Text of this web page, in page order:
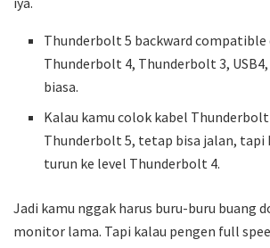
Thunderbolt 5 backward compatible
Thunderbolt 4, Thunderbolt 3, USB4,
biasa.
Kalau kamu colok kabel
Thunderbolt 5, tetap bisa jalan, tapi
turun ke level Thunderbolt 4.
Jadi kamu nggak harus buru-buru buang
monitor lama. Tapi kalau pengen full